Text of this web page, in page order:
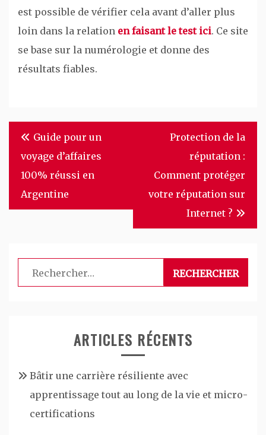
est possible de vérifier cela avant d’aller plus
loin dans la relation en faisant le test ici. Ce site
se base sur la numérologie et donne des
résultats fiables.
Navigation
l’article
Guide pour un
voyage d’affaires
100% réussi en
Argentine
Protection de la
réputation :
Comment protéger
votre réputation sur
Internet ?
Rechercher :
ARTICLES RÉCENTS
Bâtir une carrière résiliente avec
apprentissage tout au long de la vie et micro-
certifications